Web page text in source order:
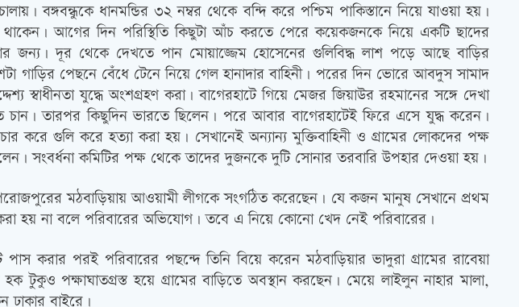
বঙ্গবন্ধুকে ধানমন্ডির ৩২ নম্বর থেকে বন্দি করে পশ্চিম পাকিস্তানে নিয়ে যাওয়া হয়।
আগের দিন পরিস্থিতি কিছুটা আঁচ করতে পেরে কয়েকজনকে নিয়ে একটি ছাদের
জন্য। দূর থেকে দেখতে পান মোয়াজ্জেম হোসেনের গুলিবিদ্ধ লাশ পড়ে আছে বাড়ির
গাড়ির পেছনে বেঁধে টেনে নিয়ে গেল হানাদার বাহিনী। পরের দিন ভোরে আবদুস সামাদ
যুদ্ধে অংশগ্রহণ করা। বাগেরহাটে গিয়ে মেজর জিয়াউর রহমানের সঙ্গে দেখা
তারপর কিছুদিন ভারতে ছিলেন। পরে আবার বাগেরহাটেই ফিরে এসে যুদ্ধ করেন।
করে গুলি করে হত্যা করা হয়। সেখানেই অন্যান্য মুক্তিবাহিনী ও গ্রামের লোকদের পক্ষ
সংবর্ধনা কমিটির পক্ষ থেকে তাদের দুজনকে দুটি সোনার তরবারি উপহার দেওয়া হয়।
মঠবাড়িয়ায় আওয়ামী লীগকে সংগঠিত করেছেন। যে কজন মানুষ সেখানে প্রথম
না বলে পরিবারের অভিযোগ। তবে এ নিয়ে কোনো খেদ নেই পরিবারের।
পরই পরিবারের পছন্দে তিনি বিয়ে করেন মঠবাড়িয়ার ভাদুরা গ্রামের রাবেয়া
পক্ষাঘাতগ্রস্ত হয়ে গ্রামের বাড়িতে অবস্থান করছেন। মেয়ে লাইলুন নাহার মালা,
ঢাকার বাইরে।